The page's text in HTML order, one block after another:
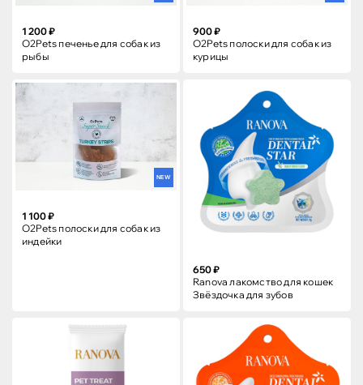
1 200 ₽
O2Pets печенье для собак из
рыбы
900 ₽
O2Pets полоски для собак из
курицы
NEW
1 100 ₽
O2Pets полоски для собак из
индейки
650 ₽
Ranova лакомство для кошек
Звёздочка для зубов